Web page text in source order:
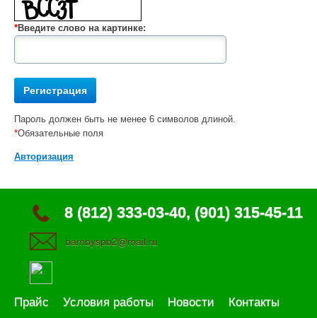
*Введите слово на картинке:
Пароль должен быть не менее 6 символов длиной.
*Обязательные поля
Авторизация
8 (812) 333-03-40, (901) 315-45-11
bambyspb2@mail.ru
Прайс Условия работы Новости Контакты